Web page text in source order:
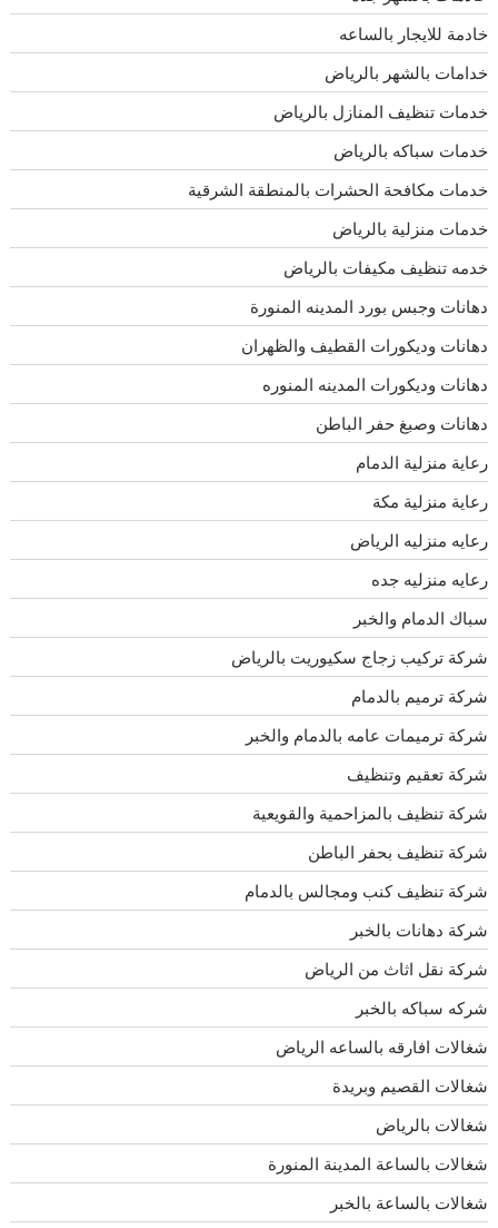
خادمة للايجار بالساعه
خدامات بالشهر بالرياض
خدمات تنظيف المنازل بالرياض
خدمات سباكه بالرياض
خدمات مكافحة الحشرات بالمنطقة الشرقية
خدمات منزلية بالرياض
خدمه تنظيف مكيفات بالرياض
دهانات وجبس بورد المدينه المنورة
دهانات وديكورات القطيف والظهران
دهانات وديكورات المدينه المنوره
دهانات وصبغ حفر الباطن
رعاية منزلية الدمام
رعاية منزلية مكة
رعايه منزليه الرياض
رعايه منزليه جده
سباك الدمام والخبر
شركة تركيب زجاج سكيوريت بالرياض
شركة ترميم بالدمام
شركة ترميمات عامه بالدمام والخبر
شركة تعقيم وتنظيف
شركة تنظيف بالمزاحمية والقويعية
شركة تنظيف بحفر الباطن
شركة تنظيف كنب ومجالس بالدمام
شركة دهانات بالخبر
شركة نقل اثاث من الرياض
شركه سباكه بالخبر
شغالات افارقه بالساعه الرياض
شغالات القصيم وبريدة
شغالات بالرياض
شغالات بالساعة المدينة المنورة
شغالات بالساعة بالخبر